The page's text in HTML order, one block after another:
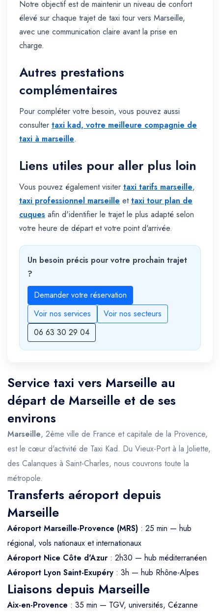
Notre objectif est de maintenir un niveau de confort
élevé sur chaque trajet de taxi tour vers Marseille,
avec une communication claire avant la prise en
charge.
Autres prestations
complémentaires
Pour compléter votre besoin, vous pouvez aussi
consulter taxi kad, votre meilleure compagnie de
taxi à marseille.
Liens utiles pour aller plus loin
Vous pouvez également visiter taxi tarifs marseille,
taxi professionnel marseille ettaxi tour plan de
cuques afin d'identifier le trajet le plus adapté selon
votre heure de départ et votre point d'arrivée.
Un besoin précis pour votre prochain trajet
?
Demander votre réservation
Voir nos services
Voir nos secteurs
06 63 30 29 04
Service taxi vers Marseille au
départ de Marseille et de ses
environs
Marseille, 2ème ville de France et capitale de la Provence,
est le cœur d'activité de Taxi Kad. Du Vieux-Port à la Joliette,
des Calanques à Saint-Charles, nous couvrons toute la
métropole.
Transferts aéroport depuis
Marseille
Aéroport Marseille-Provence (MRS) : 25 min — hub
régional, vols nationaux et internationaux
Aéroport Nice Côte d'Azur : 2h30 — hub méditerranéen
Aéroport Lyon Saint-Exupéry : 3h — hub Rhône-Alpes
Liaisons depuis Marseille
Aix-en-Provence : 35 min — TGV, universités, Cézanne